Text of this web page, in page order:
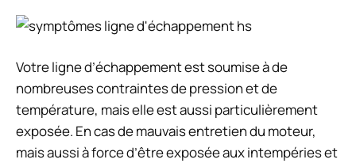
Votre ligne d’échappement est soumise à de
nombreuses contraintes de pression et de
température, mais elle est aussi particulièrement
exposée. En cas de mauvais entretien du moteur,
mais aussi à force d’être exposée aux intempéries et